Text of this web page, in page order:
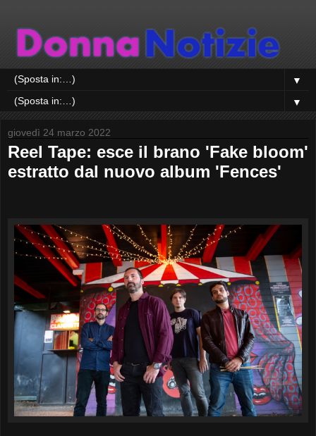
▼
▼
giovedì 24 marzo 2022
Reel Tape: esce il brano 'Fake bloom'
estratto dal nuovo album 'Fences'